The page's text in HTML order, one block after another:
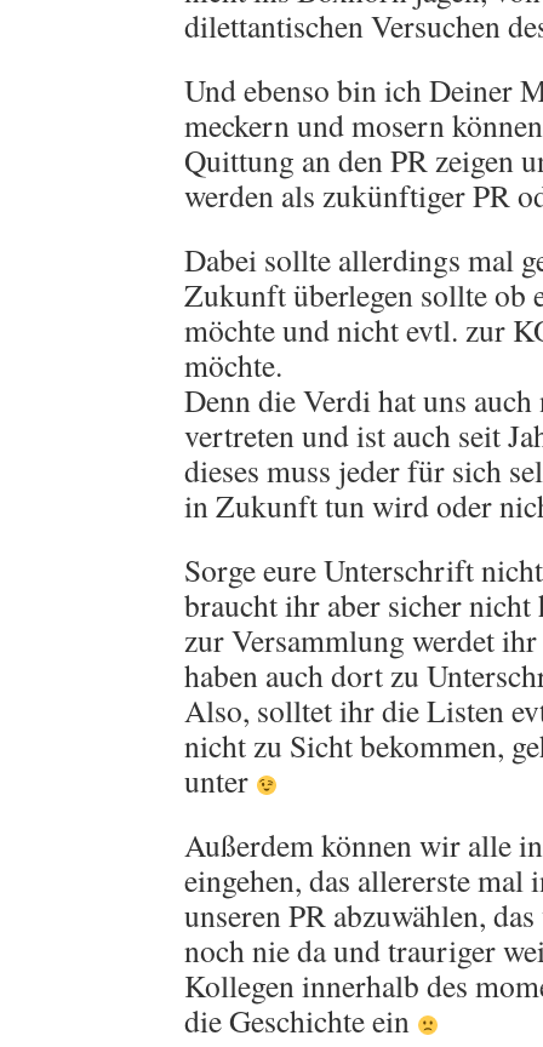
dilettantischen Versuchen
Und ebenso bin ich Deiner
meckern und mosern
Quittung an den PR zeigen
werden als zukünftiger PR
Dabei sollte allerdings mal
Zukunft überlegen sollte ob
möchte und nicht evtl. zur
möchte.
Denn die Verdi hat uns
vertreten und ist auch seit
dieses muss jeder für sich
in Zukunft tun wird oder
Sorge eure Unterschrift
braucht ihr aber sicher nicht
zur Versammlung werdet
haben auch dort zu
Also, solltet ihr die Listen
nicht zu Sicht bekommen,
unter
Außerdem können wir alle
eingehen, das allererste mal
unseren PR abzuwählen,
noch nie da und trauriger
Kollegen innerhalb des
die Geschichte ein